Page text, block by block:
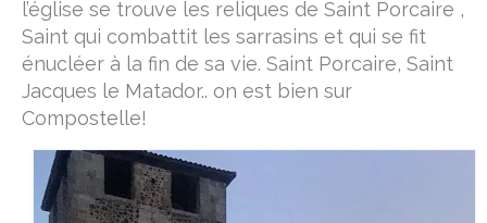
Camino Francès
Réfléchir
Devenir un pèlerin
le bourdon, la besace et la calebasse
étapes & hébergements
l’église se trouve les reliques de Saint Porcaire ,
Saint qui combattit les sarrasins et qui se fit
énucléer à la fin de sa vie. Saint Porcaire, Saint
Jacques le Matador.. on est bien sur
Compostelle!